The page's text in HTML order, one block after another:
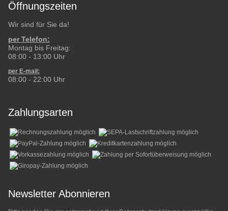
Öffnungszeiten
Wir sind für Sie da!
per Telefon:
Montag bis Freitag:
08:00 - 13:00 Uhr
per E-mail:
08:00 - 22:00 Uhr
Zahlungsarten
Newsletter Abonnieren